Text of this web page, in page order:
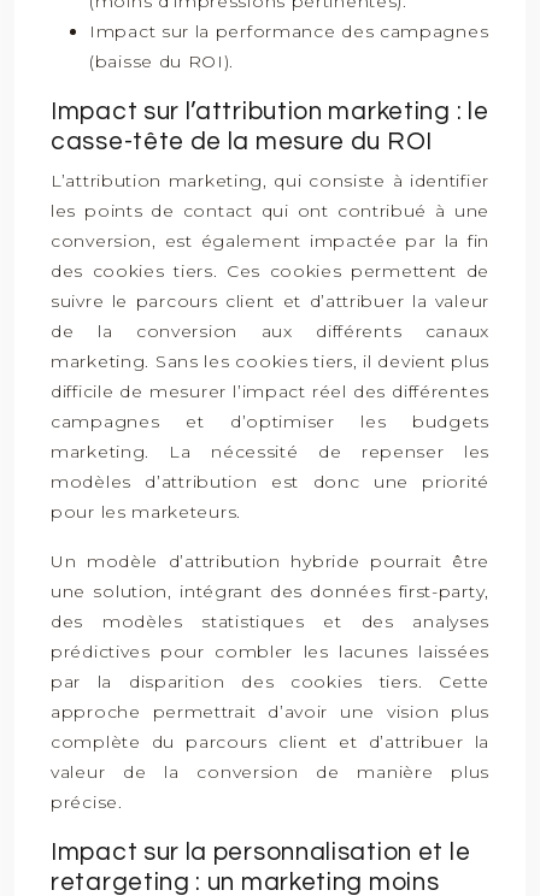
Impact sur la performance des campagnes
(baisse du ROI).
Impact sur l’attribution marketing : le
casse-tête de la mesure du ROI
L’attribution marketing, qui consiste à identifier
les points de contact qui ont contribué à une
conversion, est également impactée par la fin
des cookies tiers. Ces cookies permettent de
suivre le parcours client et d’attribuer la valeur
de la conversion aux différents canaux
marketing. Sans les cookies tiers, il devient plus
difficile de mesurer l’impact réel des différentes
campagnes et d’optimiser les budgets
marketing. La nécessité de repenser les
modèles d’attribution est donc une priorité
pour les marketeurs.
Un modèle d’attribution hybride pourrait être
une solution, intégrant des données first-party,
des modèles statistiques et des analyses
prédictives pour combler les lacunes laissées
par la disparition des cookies tiers. Cette
approche permettrait d’avoir une vision plus
complète du parcours client et d’attribuer la
valeur de la conversion de manière plus
précise.
Impact sur la personnalisation et le
retargeting : un marketing moins